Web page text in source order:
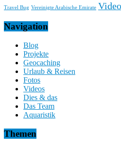
Travel Bug Vereinigte Arabische Emirate
Navigation
Blog
Projekte
Geocaching
Urlaub & Reisen
Fotos
Videos
Dies & das
Das Team
Aquaristik
Themen